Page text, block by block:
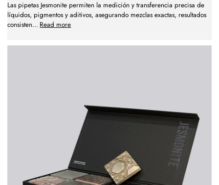
Las pipetas Jesmonite permiten la medición y transferencia precisa de
líquidos, pigmentos y aditivos, asegurando mezclas exactas, resultados
consisten... Read more